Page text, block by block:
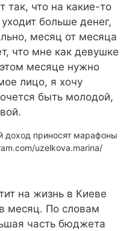
так, что на какие-то
больше денег,
месяц от месяца
что мне как девушке
месяце нужно
лицо, я хочу
быть молодой,
доход приносят марафоны
uzelkova.marina/
на жизнь в Киеве
месяц. По словам
часть бюджета